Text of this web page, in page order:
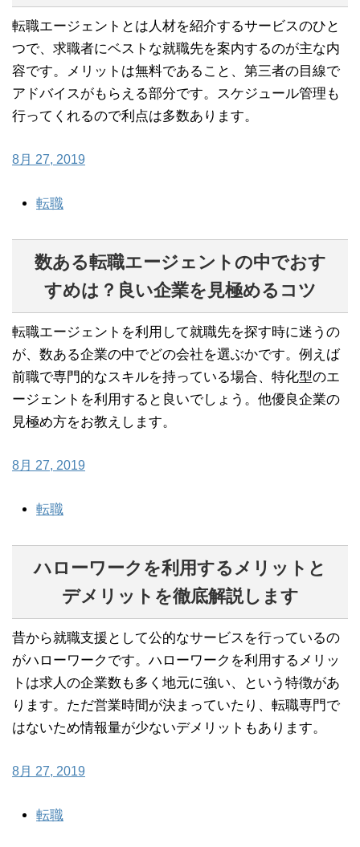
転職エージェントとは人材を紹介するサービスのひと
つで、求職者にベストな就職先を案内するのが主な内
容です。メリットは無料であること、第三者の目線で
アドバイスがもらえる部分です。スケジュール管理も
行ってくれるので利点は多数あります。
8月 27, 2019
転職
数ある転職エージェントの中でおす
すめは？良い企業を見極めるコツ
転職エージェントを利用して就職先を探す時に迷うの
が、数ある企業の中でどの会社を選ぶかです。例えば
前職で専門的なスキルを持っている場合、特化型のエ
ージェントを利用すると良いでしょう。他優良企業の
見極め方をお教えします。
8月 27, 2019
転職
ハローワークを利用するメリットと
デメリットを徹底解説します
昔から就職支援として公的なサービスを行っているの
がハローワークです。ハローワークを利用するメリッ
トは求人の企業数も多く地元に強い、という特徴があ
ります。ただ営業時間が決まっていたり、転職専門で
はないため情報量が少ないデメリットもあります。
8月 27, 2019
転職